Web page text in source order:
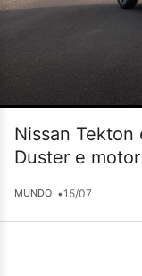
Nissan Tekton
Duster e
MUNDO •15/07